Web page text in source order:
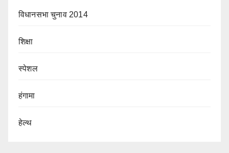
विधानसभा चुनाव 2014
शिक्षा
स्पेशल
हंगामा
हेल्थ